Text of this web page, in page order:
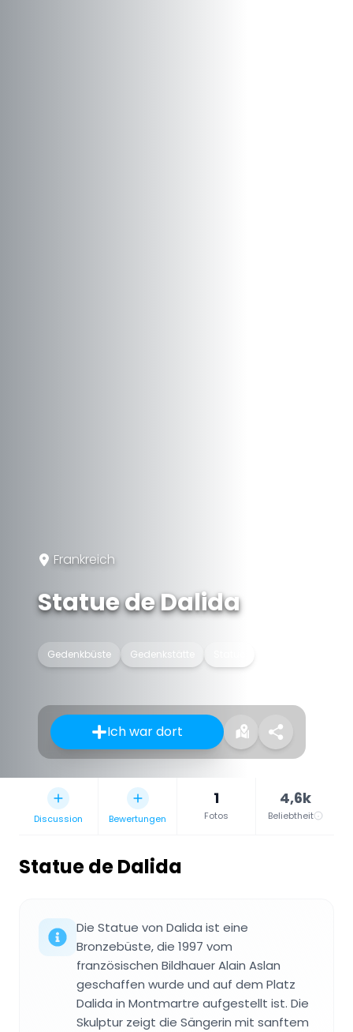
Frankreich
Statue de Dalida
Gedenkbüste Gedenkstätte
Ich war dort
Discussion Bewertungen
1
Fotos
4,6k
Beliebtheit
Statue de Dalida
Die Statue von Dalida ist eine
Bronzebüste, die 1997 vom
französischen Bildhauer Alain Aslan
geschaffen wurde und auf dem Platz
Dalida in Montmartre aufgestellt ist. Die
Skulptur zeigt die Sängerin mit sanftem